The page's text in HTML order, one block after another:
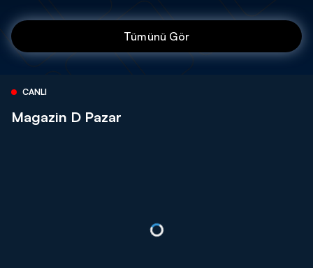
Tümünü Gör
CANLI
Magazin D Pazar